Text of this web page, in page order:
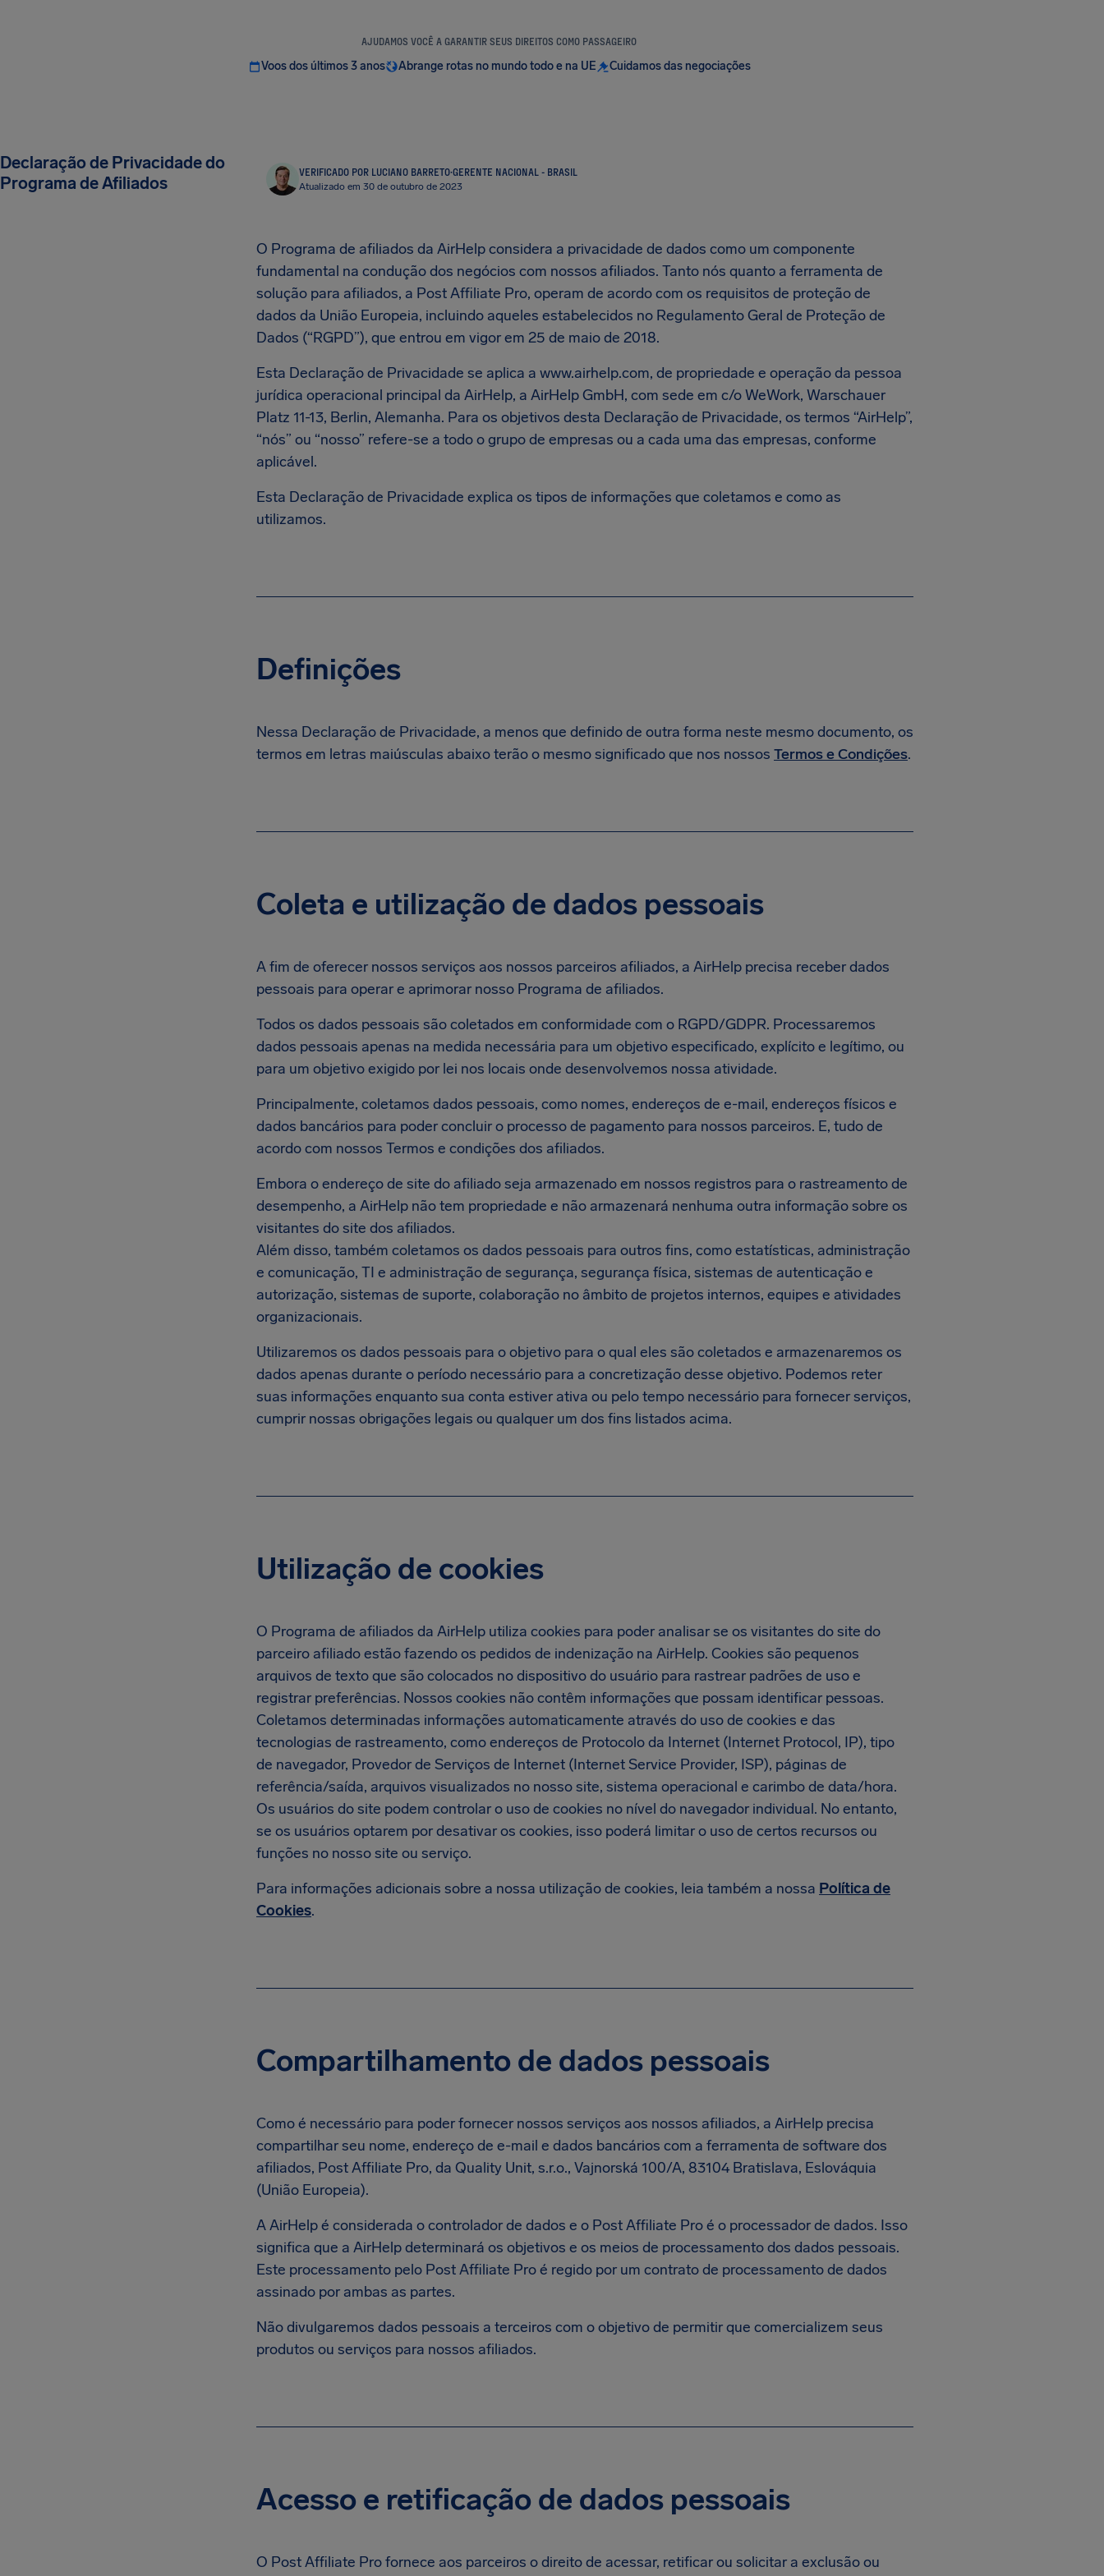
AJUDAMOS VOCÊ A GARANTIR SEUS DIREITOS COMO PASSAGEIRO
Voos dos últimos 3 anos Abrange rotas no mundo todo e na UE Cuidamos das negociações
Declaração de Privacidade do
Programa de Afiliados
VERIFICADO POR LUCIANO BARRETO·GERENTE NACIONAL - BRASIL
Atualizado em 30 de outubro de 2023
O Programa de afiliados da AirHelp considera a privacidade de dados como um componente
fundamental na condução dos negócios com nossos afiliados. Tanto nós quanto a ferramenta de
solução para afiliados, a Post Affiliate Pro, operam de acordo com os requisitos de proteção de
dados da União Europeia, incluindo aqueles estabelecidos no Regulamento Geral de Proteção de
Dados (“RGPD”), que entrou em vigor em 25 de maio de 2018.
Esta Declaração de Privacidade se aplica a www.airhelp.com, de propriedade e operação da pessoa
jurídica operacional principal da AirHelp, a AirHelp GmbH, com sede em c/o WeWork, Warschauer
Platz 11-13, Berlin, Alemanha. Para os objetivos desta Declaração de Privacidade, os termos “AirHelp”,
“nós” ou “nosso” refere-se a todo o grupo de empresas ou a cada uma das empresas, conforme
aplicável.
Esta Declaração de Privacidade explica os tipos de informações que coletamos e como as
utilizamos.
Definições
Nessa Declaração de Privacidade, a menos que definido de outra forma neste mesmo documento, os
termos em letras maiúsculas abaixo terão o mesmo significado que nos nossos Termos e Condições.
Coleta e utilização de dados pessoais
A fim de oferecer nossos serviços aos nossos parceiros afiliados, a AirHelp precisa receber dados
pessoais para operar e aprimorar nosso Programa de afiliados.
Todos os dados pessoais são coletados em conformidade com o RGPD/GDPR. Processaremos
dados pessoais apenas na medida necessária para um objetivo especificado, explícito e legítimo, ou
para um objetivo exigido por lei nos locais onde desenvolvemos nossa atividade.
Principalmente, coletamos dados pessoais, como nomes, endereços de e-mail, endereços físicos e
dados bancários para poder concluir o processo de pagamento para nossos parceiros. E, tudo de
acordo com nossos Termos e condições dos afiliados.
Embora o endereço de site do afiliado seja armazenado em nossos registros para o rastreamento de
desempenho, a AirHelp não tem propriedade e não armazenará nenhuma outra informação sobre os
visitantes do site dos afiliados.
Além disso, também coletamos os dados pessoais para outros fins, como estatísticas, administração
e comunicação, TI e administração de segurança, segurança física, sistemas de autenticação e
autorização, sistemas de suporte, colaboração no âmbito de projetos internos, equipes e atividades
organizacionais.
Utilizaremos os dados pessoais para o objetivo para o qual eles são coletados e armazenaremos os
dados apenas durante o período necessário para a concretização desse objetivo. Podemos reter
suas informações enquanto sua conta estiver ativa ou pelo tempo necessário para fornecer serviços,
cumprir nossas obrigações legais ou qualquer um dos fins listados acima.
Utilização de cookies
O Programa de afiliados da AirHelp utiliza cookies para poder analisar se os visitantes do site do
parceiro afiliado estão fazendo os pedidos de indenização na AirHelp. Cookies são pequenos
arquivos de texto que são colocados no dispositivo do usuário para rastrear padrões de uso e
registrar preferências. Nossos cookies não contêm informações que possam identificar pessoas.
Coletamos determinadas informações automaticamente através do uso de cookies e das
tecnologias de rastreamento, como endereços de Protocolo da Internet (Internet Protocol, IP), tipo
de navegador, Provedor de Serviços de Internet (Internet Service Provider, ISP), páginas de
referência/saída, arquivos visualizados no nosso site, sistema operacional e carimbo de data/hora.
Os usuários do site podem controlar o uso de cookies no nível do navegador individual. No entanto,
se os usuários optarem por desativar os cookies, isso poderá limitar o uso de certos recursos ou
funções no nosso site ou serviço.
Para informações adicionais sobre a nossa utilização de cookies, leia também a nossa Política de
Cookies.
Compartilhamento de dados pessoais
Como é necessário para poder fornecer nossos serviços aos nossos afiliados, a AirHelp precisa
compartilhar seu nome, endereço de e-mail e dados bancários com a ferramenta de software dos
afiliados, Post Affiliate Pro, da Quality Unit, s.r.o., Vajnorská 100/A, 83104 Bratislava, Eslováquia
(União Europeia).
A AirHelp é considerada o controlador de dados e o Post Affiliate Pro é o processador de dados. Isso
significa que a AirHelp determinará os objetivos e os meios de processamento dos dados pessoais.
Este processamento pelo Post Affiliate Pro é regido por um contrato de processamento de dados
assinado por ambas as partes.
Não divulgaremos dados pessoais a terceiros com o objetivo de permitir que comercializem seus
produtos ou serviços para nossos afiliados.
Acesso e retificação de dados pessoais
O Post Affiliate Pro fornece aos parceiros o direito de acessar, retificar ou solicitar a exclusão ou